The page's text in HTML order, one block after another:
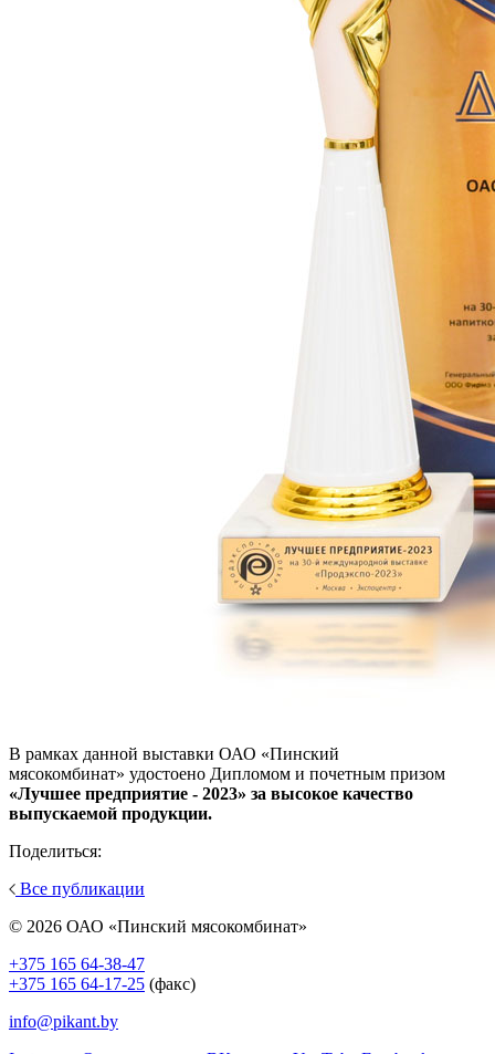
В рамках данной выставки ОАО «Пинский
мясокомбинат» удостоено Дипломом и почетным призом
«Лучшее предприятие - 2023» за высокое качество
выпускаемой продукции.
Поделиться:
Все публикации
© 2026 ОАО «Пинский мясокомбинат»
+375 165 64-38-47
+375 165 64-17-25 (факс)
info@pikant.by